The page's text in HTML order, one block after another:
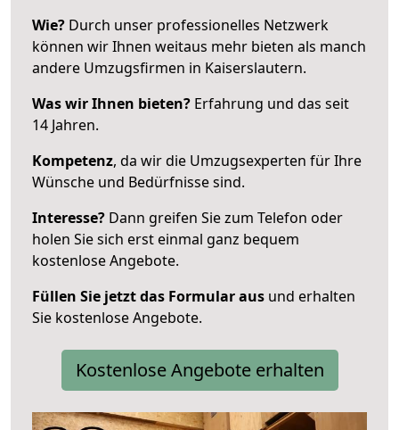
Wie? Durch unser professionelles Netzwerk
können wir Ihnen weitaus mehr bieten als manch
andere Umzugsfirmen in Kaiserslautern.
Was wir Ihnen bieten? Erfahrung und das seit
14 Jahren.
Kompetenz, da wir die Umzugsexperten für Ihre
Wünsche und Bedürfnisse sind.
Interesse? Dann greifen Sie zum Telefon oder
holen Sie sich erst einmal ganz bequem
kostenlose Angebote.
Füllen Sie jetzt das Formular aus und erhalten
Sie kostenlose Angebote.
Kostenlose Angebote erhalten